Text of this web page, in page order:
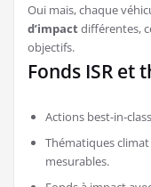
Oui mais, chaque
d’impactdifférentes,
objectifs.
Fonds ISR et
Actions best-in-
Thématiques
mesurables.